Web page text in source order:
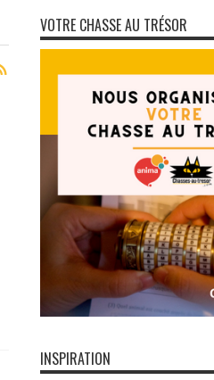
VOTRE CHASSE AU TRÉSOR
INSPIRATION